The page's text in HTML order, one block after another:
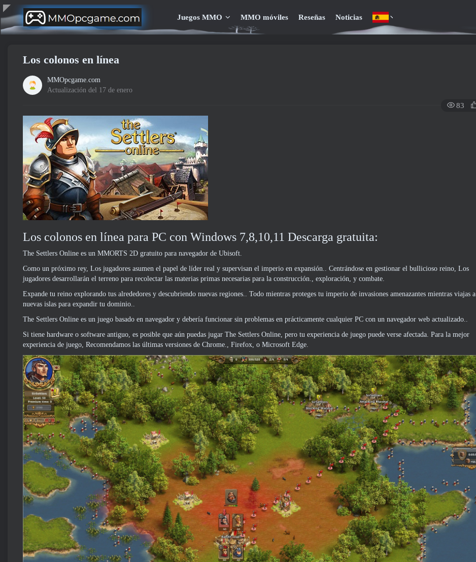
Juegos MMO MMO móviles Reseñas Noticias
Los colonos en línea
MMOpcgame.com
Actualización del 17 de enero
83
Los colonos en línea para PC con Windows 7,8,10,11 Descarga gratuita:
The Settlers Online es un MMORTS 2D gratuito para navegador de Ubisoft.
Como un próximo rey, Los jugadores asumen el papel de líder real y supervisan el imperio en expansión.. Centrándose en gestionar el bullicioso reino, Los
jugadores desarrollarán el terreno para recolectar las materias primas necesarias para la construcción., exploración, y combate.
Expande tu reino explorando tus alrededores y descubriendo nuevas regiones.. Todo mientras proteges tu imperio de invasiones amenazantes mientras viajas a
nuevas islas para expandir tu dominio..
The Settlers Online es un juego basado en navegador y debería funcionar sin problemas en prácticamente cualquier PC con un navegador web actualizado..
Si tiene hardware o software antiguo, es posible que aún puedas jugar The Settlers Online, pero tu experiencia de juego puede verse afectada. Para la mejor
experiencia de juego, Recomendamos las últimas versiones de Chrome., Firefox, o Microsoft Edge.